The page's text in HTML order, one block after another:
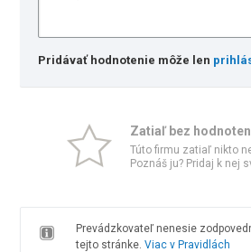
Pridávať hodnotenie môže len
Zatiaľ bez
Túto firmu zatiaľ nikto
Poznáš ju? Pridaj k nej
Prevádzkovateľ nenesie
tejto stránke. Viac v Pravidlách